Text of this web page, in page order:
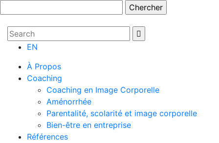
EN
À Propos
Coaching
Coaching en Image Corporelle
Aménorrhée
Parentalité, scolarité et image corporelle
Bien-être en entreprise
Références